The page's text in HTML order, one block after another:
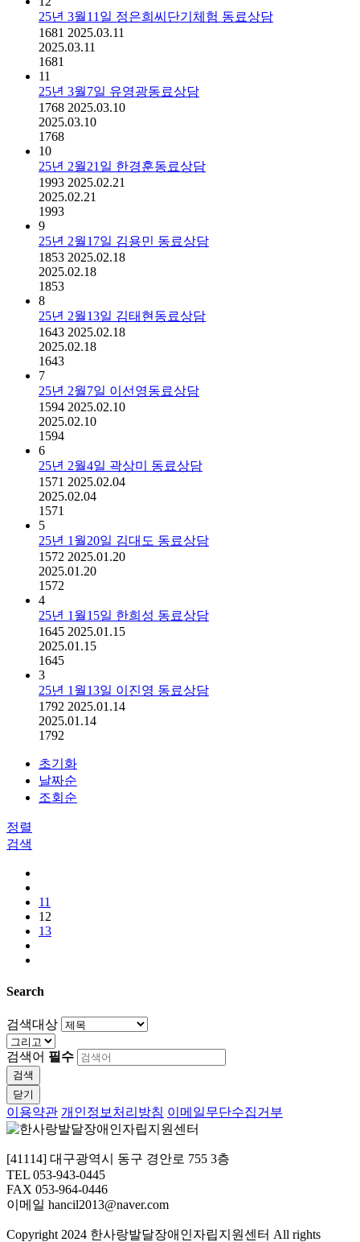
25년 3월11일 정은희씨단기체험 동료상담
1681 2025.03.11
2025.03.11
1681
11
25년 3월7일 유영광동료상담
1768 2025.03.10
2025.03.10
1768
10
25년 2월21일 한경훈동료상담
1993 2025.02.21
2025.02.21
1993
9
25년 2월17일 김용민 동료상담
1853 2025.02.18
2025.02.18
1853
8
25년 2월13일 김태현동료상담
1643 2025.02.18
2025.02.18
1643
7
25년 2월7일 이선영동료상담
1594 2025.02.10
2025.02.10
1594
6
25년 2월4일 곽상미 동료상담
1571 2025.02.04
2025.02.04
1571
5
25년 1월20일 김대도 동료상담
1572 2025.01.20
2025.01.20
1572
4
25년 1월15일 한희성 동료상담
1645 2025.01.15
2025.01.15
1645
3
25년 1월13일 이진영 동료상담
1792 2025.01.14
2025.01.14
1792
초기화
날짜순
조회순
정렬
검색
11
12
13
Search
검색대상
검색어 필수
검색
닫기
이용약관 개인정보처리방침 이메일무단수집거부
[41114] 대구광역시 동구 경안로 755 3층
TEL 053-943-0445
FAX 053-964-0446
이메일 hancil2013@naver.com
Copyright 2024 한사랑발달장애인자립지원센터 All rights